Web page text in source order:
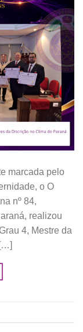
marcada pelo
o O
nº 84,
realizou
4, Mestre da